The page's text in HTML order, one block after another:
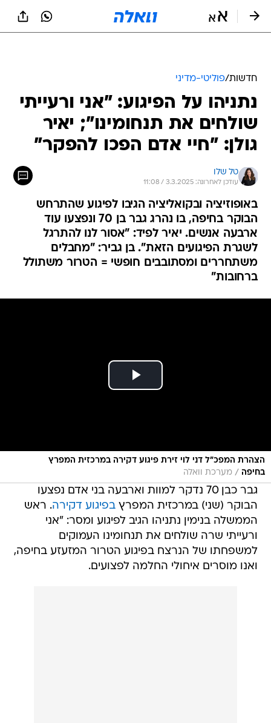
חדשות/פוליטי-מדיני
נתניהו על הפיגוע: "אני ורעייתי
שולחים את תנחומינו"; יאיר
גולן: "חיי אדם הפכו להפקר"
טל שלו
עודכן לאחרונה: 3.3.2025 / 11:08
באופוזיציה ובקואליציה הגיבו לפיגוע שהתרחש
הבוקר בחיפה, בו נהרג גבר בן 70 ונפצעו עוד
ארבעה אנשים. יאיר לפיד: "אסור לנו להתרגל
לשגרת הפיגועים הזאת". בן גביר: "מחבלים
משתחררים ומסתובבים חופשי = הטרור משתולל
ברחובות"
הצהרת המפכ"ל דני לוי זירת פיגוע דקירה במרכזית המפרץ
בחיפה / מערכת וואלה
גבר כבן 70 נדקר למוות וארבעה בני אדם נפצעו
הבוקר (שני) במרכזית המפרץבפיגוע דקירה. ראש
הממשלה בנימין נתניהו הגיב לפיגוע ומסר: "אני
ורעייתי שרה שולחים את תנחומינו העמוקים
למשפחתו של הנרצח בפיגוע הטרור המזעזע בחיפה,
ואנו מוסרים איחולי החלמה לפצועים.